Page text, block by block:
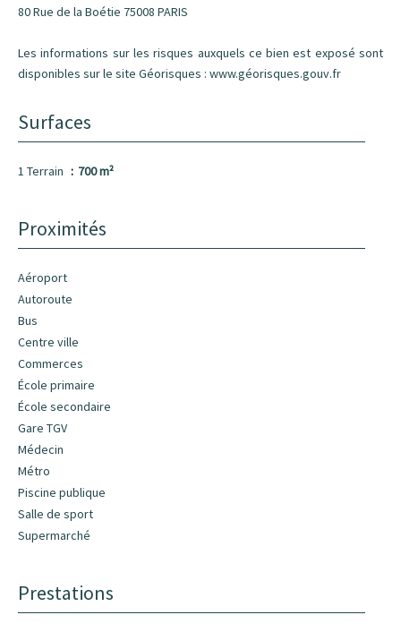
80 Rue de la Boétie 75008 PARIS
Les informations sur les risques auxquels ce bien est exposé sont
disponibles sur le site Géorisques : www.géorisques.gouv.fr
Surfaces
1 Terrain 700 m²
Proximités
Aéroport
Autoroute
Bus
Centre ville
Commerces
École primaire
École secondaire
Gare TGV
Médecin
Métro
Piscine publique
Salle de sport
Supermarché
Prestations